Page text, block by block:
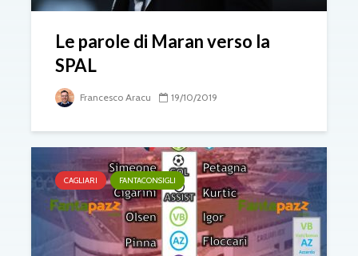
Le parole di Maran verso la
SPAL
Francesco Aracu 19/10/2019
CAGLIARI FANTACONSIGLI